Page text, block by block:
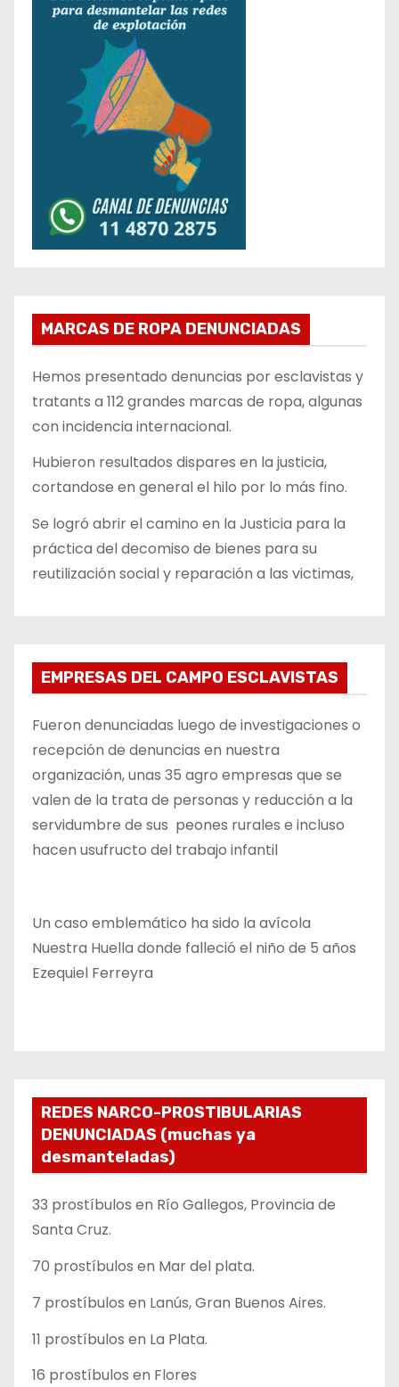
MARCAS DE ROPA DENUNCIADAS
Hemos presentado denuncias por esclavistas y
tratants a 112 grandes marcas de ropa, algunas
con incidencia internacional.
Hubieron resultados dispares en la justicia,
cortandose en general el hilo por lo más fino.
Se logró abrir el camino en la Justicia para la
práctica del decomiso de bienes para su
reutilización social y reparación a las victimas,
EMPRESAS DEL CAMPO ESCLAVISTAS
Fueron denunciadas luego de investigaciones o
recepción de denuncias en nuestra
organización, unas 35 agro empresas que se
valen de la trata de personas y reducción a la
servidumbre de sus peones rurales e incluso
hacen usufructo del trabajo infantil
Un caso emblemático ha sido la avícola
Nuestra Huella donde falleció el niño de 5 años
Ezequiel Ferreyra
REDES NARCO-PROSTIBULARIAS
DENUNCIADAS (muchas ya
desmanteladas)
33 prostíbulos en Río Gallegos, Provincia de
Santa Cruz.
70 prostíbulos en Mar del plata.
7 prostíbulos en Lanús, Gran Buenos Aires.
11 prostíbulos en La Plata.
16 prostíbulos en Flores